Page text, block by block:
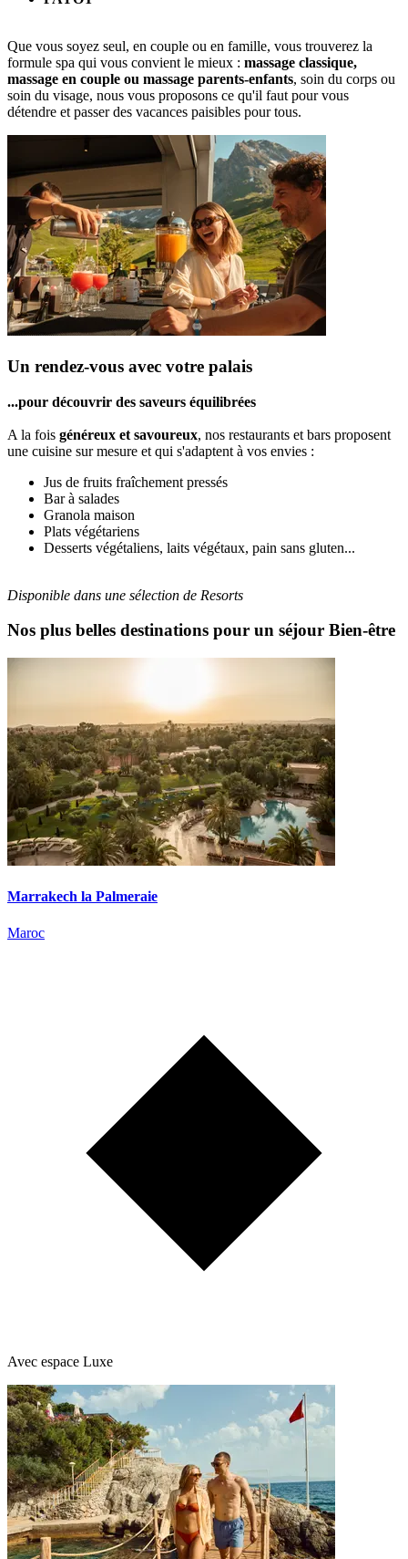
Que vous soyez seul, en couple ou en famille, vous trouverez la
formule spa qui vous convient le mieux : massage classique,
massage en couple ou massage parents-enfants, soin du corps ou
soin du visage, nous vous proposons ce qu'il faut pour vous
détendre et passer des vacances paisibles pour tous.
Un rendez-vous avec votre palais
...pour découvrir des saveurs équilibrées
A la fois généreux et savoureux, nos restaurants et bars proposent
une cuisine sur mesure et qui s'adaptent à vos envies :
Jus de fruits fraîchement pressés
Bar à salades
Granola maison
Plats végétariens
Desserts végétaliens, laits végétaux, pain sans gluten...
Disponible dans une sélection de Resorts
Nos plus belles destinations pour un séjour Bien-être
Marrakech la Palmeraie
Maroc
Avec espace Luxe